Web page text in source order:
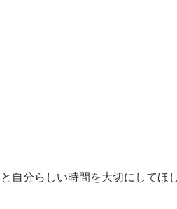
自分らしい時間を大切にしてほ